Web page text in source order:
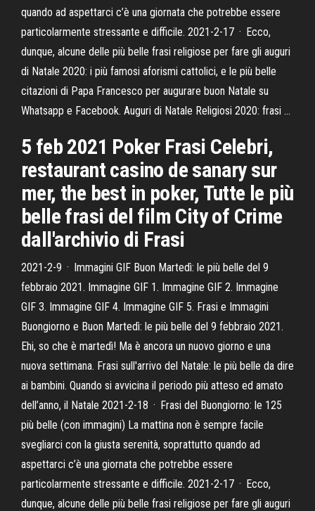
quando ad aspettarci c’è una giornata che potrebbe essere
particolarmente stressante e difficile. 2021-2-17 · Ecco,
dunque, alcune delle più belle frasi religiose per fare gli auguri
di Natale 2020: i più famosi aforismi cattolici, e le più belle
citazioni di Papa Francesco per augurare buon Natale su
Whatsapp e Facebook. Auguri di Natale Religiosi 2020: frasi …
5 feb 2021 Poker Frasi Celebri,
restaurant casino de sanary sur
mer, the best in poker, Tutte le più
belle frasi del film City of Crime
dall'archivio di Frasi
2021-2-9 · Immagini GIF Buon Martedì: le più belle del 9
febbraio 2021. Immagine GIF 1. Immagine GIF 2. Immagine
GIF 3. Immagine GIF 4. Immagine GIF 5. Frasi e Immagini
Buongiorno e Buon Martedì: le più belle del 9 febbraio 2021.
Ehi, so che è martedì! Ma è ancora un nuovo giorno e una
nuova settimana. Frasi sull'arrivo del Natale: le più belle da dire
ai bambini. Quando si avvicina il periodo più atteso ed amato
dell’anno, il Natale 2021-2-18 · Frasi del Buongiorno: le 125
più belle (con immagini) La mattina non è sempre facile
svegliarci con la giusta serenità, soprattutto quando ad
aspettarci c’è una giornata che potrebbe essere
particolarmente stressante e difficile. 2021-2-17 · Ecco,
dunque, alcune delle più belle frasi religiose per fare gli auguri